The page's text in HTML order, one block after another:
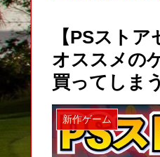
【PSスト
オススメの
買ってしま
新作ゲーム